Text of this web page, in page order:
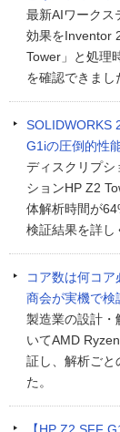
最新AIワークス
効果をInventor
Tower」と処理
を確認できまし
SOLIDWORKS
G1iの圧倒的性
ディスクリプシ
ションHP Z2
体解析時間が
検証結果を詳し
コア数は何コ
商会が実機で検
製造業の設計・
いてAMD
証し、解析ごと
た。